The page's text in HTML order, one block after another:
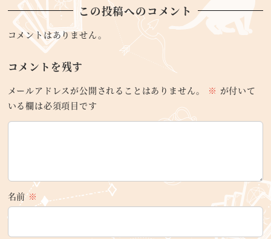
この投稿へのコメント
コメントはありません。
コメントを残す
メールアドレスが公開されることはありません。 ※ が付いて
いる欄は必須項目です
名前※